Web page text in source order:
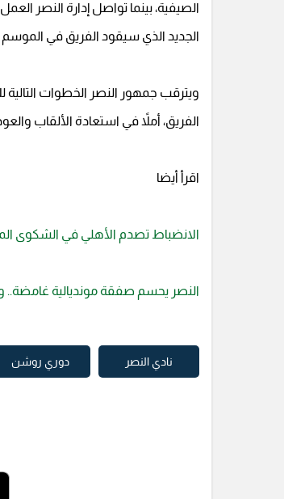
الصيفية، بينما تواصل إدارة النصر
الجديد الذي سيقود الفريق في الموسم
ويترقب جمهور النصر الخطوات
الفريق، أملاً في استعادة الألقاب
اقرأ أيضا
الانضباط تصدم الأهلي في الشكوى
النصر يحسم صفقة مونديالية غامضة..
نادي النصر دوري روشن